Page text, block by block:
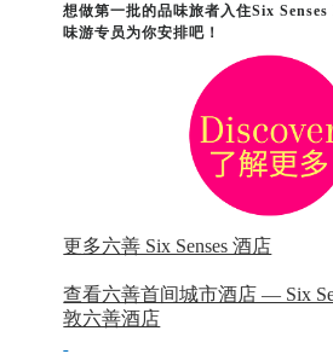
想做第一批的品味旅者入住Six
味游专员为你安排吧！
更多六善 Six Senses 酒店
查看六善首间城市酒店 — Six
敦六善酒店